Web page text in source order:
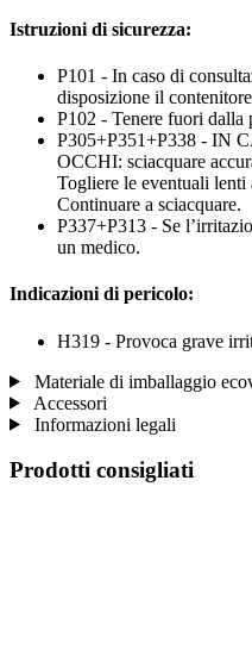
Istruzioni di sicurezza:
P101 - In caso di
disposizione il
P102 - Tenere fuori dalla
P305+P351+P338 - IN
OCCHI: sciacquare
Togliere le eventuali lenti
Continuare a sciacquare.
P337+P313 - Se
un medico.
Indicazioni di pericolo:
H319 - Provoca grave
Materiale di imballaggio
Accessori
Informazioni legali
Prodotti consigliati